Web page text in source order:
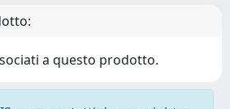
a questo prodotto.